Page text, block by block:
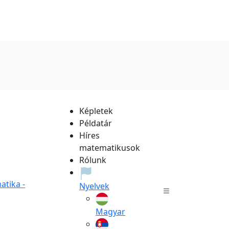
-
Képletek
Példatár
Híres
matematikusok
Rólunk
Nyelvek
Magyar